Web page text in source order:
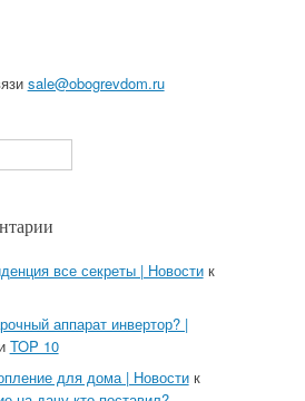
sale@obogrevdom.ru
все секреты | Новостик
аппарат инвертор? |
TOP 10
для дома | Новостик